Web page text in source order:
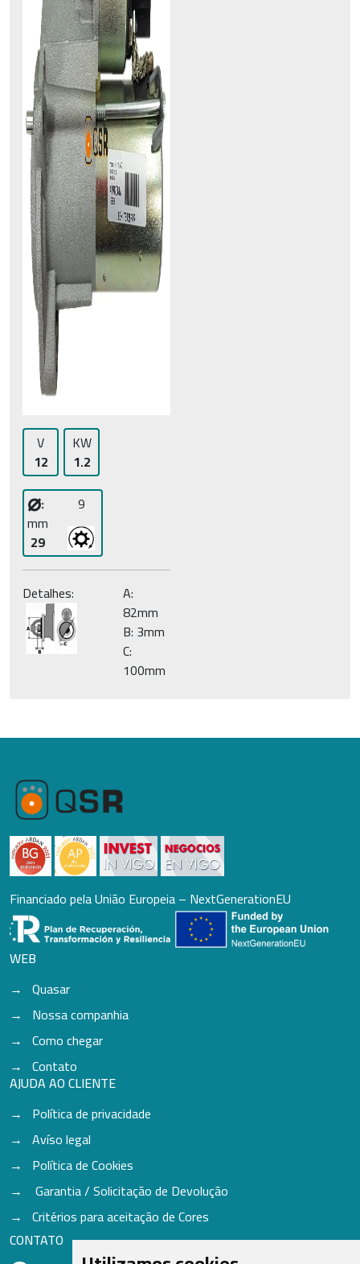
V
12
KW
1.2
⌀:
mm
29
9
Detalhes:
A:
82mm
B: 3mm
C:
100mm
Financiado pela União Europeia – NextGenerationEU
WEB
Quasar
Nossa companhia
Como chegar
Contato
AJUDA AO CLIENTE
Política de privacidade
Avíso legal
Política de Cookies
Garantia / Solicitação de Devolução
Critérios para aceitação de Cores
CONTATO